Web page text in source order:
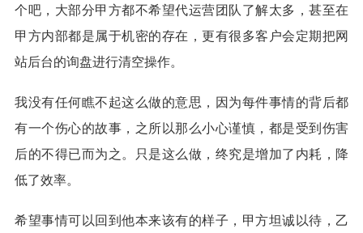
个吧，大部分甲方都不希望代运营团队了解太多，甚至在
甲方内部都是属于机密的存在，更有很多客户会定期把网
站后台的询盘进行清空操作。
我没有任何瞧不起这么做的意思，因为每件事情的背后都
有一个伤心的故事，之所以那么小心谨慎，都是受到伤害
后的不得已而为之。只是这么做，终究是增加了内耗，降
低了效率。
希望事情可以回到他本来该有的样子，甲方坦诚以待，乙